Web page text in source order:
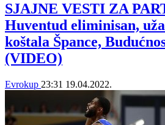
SJAJNE VESTI ZA
Huventud eliminisan,
koštala Špance,
(VIDEO)
Evrokup 23:31 19.04.2022.